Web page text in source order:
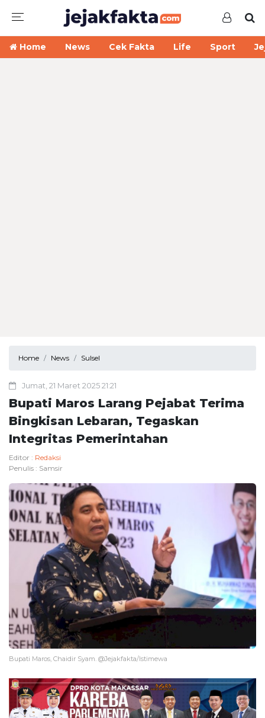
Home News Cek Fakta Life Sport
Home News Sulsel
Jumat, 21 Maret 2025 21:21
Bupati Maros Larang Pejabat Terima
Bingkisan Lebaran, Tegaskan
Integritas Pemerintahan
Editor : Redaksi
Penulis : Samsir
Bupati Maros, Chaidir Syam. @Jejakfakta/Istimewa